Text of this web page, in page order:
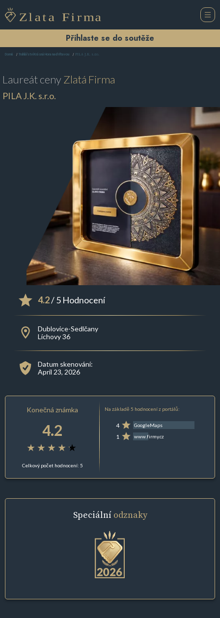
Přihlaste se do soutěže
Domů Truhlářství Krásná Hora nad Vltavou PILA J.K. s.r.o.
Laureát cenyZlatá Firma
PILA J.K. s.r.o.
4.2/ 5 Hodnocení
Dublovice-Sedlčany
Líchovy 36
Datum skenování:
April 23, 2026
Konečná známka
4.2
Celkový počet hodnocení: 5
Na základě 5 hodnocení z portálů:
4 GoogleMaps
1 www.firmy.cz
Speciální odznaky